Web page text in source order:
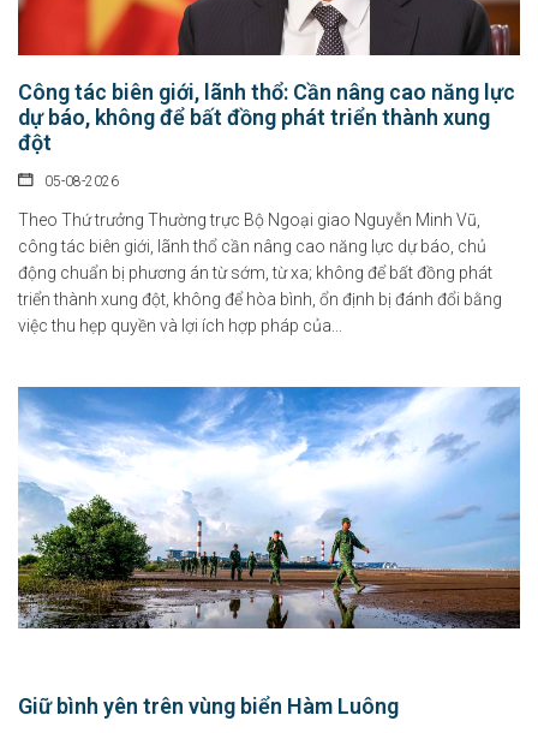
Công tác biên giới, lãnh thổ: Cần nâng cao năng lực
dự báo, không để bất đồng phát triển thành xung
đột
05-08-2026
Theo Thứ trưởng Thường trực Bộ Ngoại giao Nguyễn Minh Vũ,
công tác biên giới, lãnh thổ cần nâng cao năng lực dự báo, chủ
động chuẩn bị phương án từ sớm, từ xa; không để bất đồng phát
triển thành xung đột, không để hòa bình, ổn định bị đánh đổi bằng
việc thu hẹp quyền và lợi ích hợp pháp của...
Giữ bình yên trên vùng biển Hàm Luông